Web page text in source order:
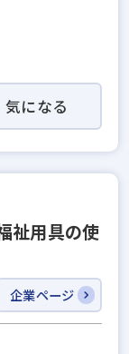
気になる
祉用具の使
企業ページ